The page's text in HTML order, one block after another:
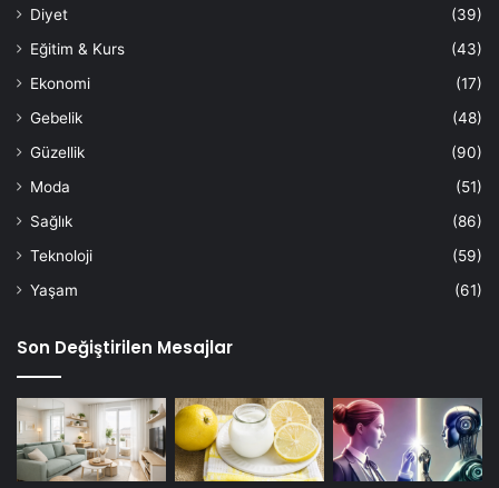
Diyet
(39)
Eğitim & Kurs
(43)
Ekonomi
(17)
Gebelik
(48)
Güzellik
(90)
Moda
(51)
Sağlık
(86)
Teknoloji
(59)
Yaşam
(61)
Son Değiştirilen Mesajlar